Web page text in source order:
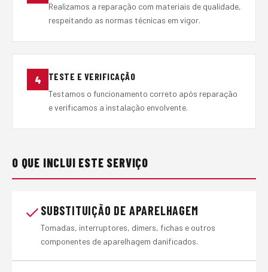
Realizamos a reparação com materiais de qualidade,
respeitando as normas técnicas em vigor.
4 TESTE E VERIFICAÇÃO
Testamos o funcionamento correto após reparação
e verificamos a instalação envolvente.
O QUE INCLUI ESTE SERVIÇO
SUBSTITUIÇÃO DE APARELHAGEM
Tomadas, interruptores, dimers, fichas e outros
componentes de aparelhagem danificados.